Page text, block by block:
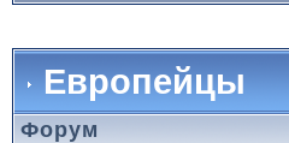
Европейцы
Форум